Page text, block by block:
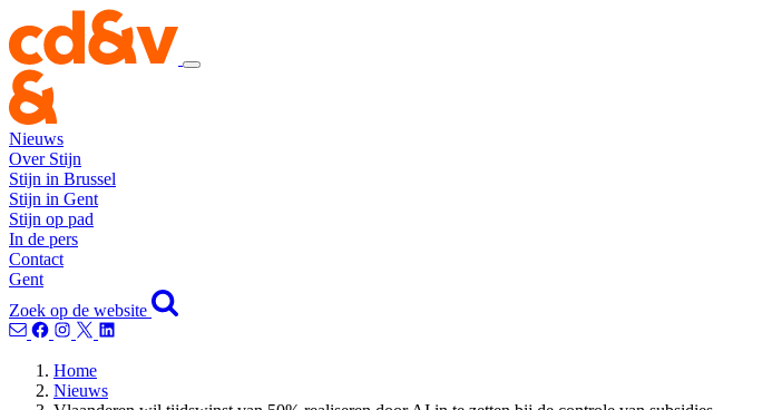
Nieuws
Over Stijn
Stijn in Brussel
Stijn in Gent
Stijn op pad
In de pers
Contact
Gent
Zoek op de website
Home
Nieuws